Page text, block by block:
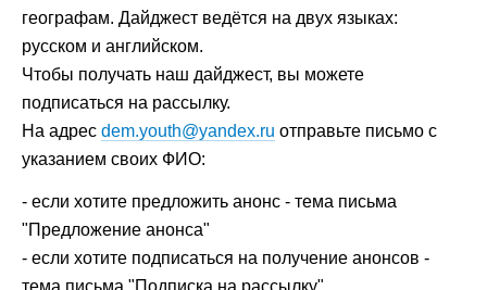
географам. Дайджест ведётся на двух языках:
русском и английском.
Чтобы получать наш дайджест, вы можете
подписаться на рассылку.
На адрес dem.youth@yandex.ru отправьте письмо с
указанием своих ФИО:
- если хотите предложить анонс - тема письма
"Предложение анонса"
- если хотите подписаться на получение анонсов -
тема письма "Подписка на рассылку"